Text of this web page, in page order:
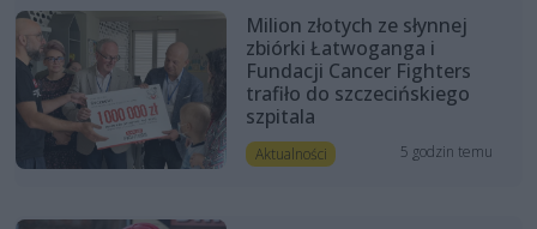
Milion złotych ze słynnej
zbiórki Łatwoganga i
Fundacji Cancer Fighters
trafiło do szczecińskiego
szpitala
Aktualności 5 godzin temu